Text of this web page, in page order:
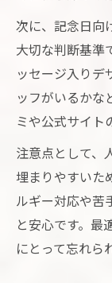
次に、記念日向
大切な判断基準
ッセージ入りデ
ッフがいるかな
ミや公式サイト
注意点として、
埋まりやすいた
ルギー対応や苦
と安心です。最
にとって忘れら